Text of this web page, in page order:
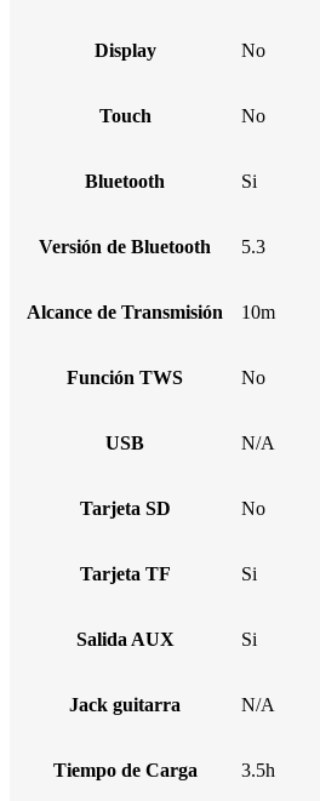
Display No
Touch No
Bluetooth Si
Versión de Bluetooth 5.3
Alcance de Transmisión 10m
Función TWS No
USB N/A
Tarjeta SD No
Tarjeta TF Si
Salida AUX Si
Jack guitarra N/A
Tiempo de Carga 3.5h